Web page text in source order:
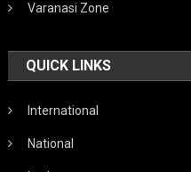
Varanasi Zone
QUICK LINKS
International
National